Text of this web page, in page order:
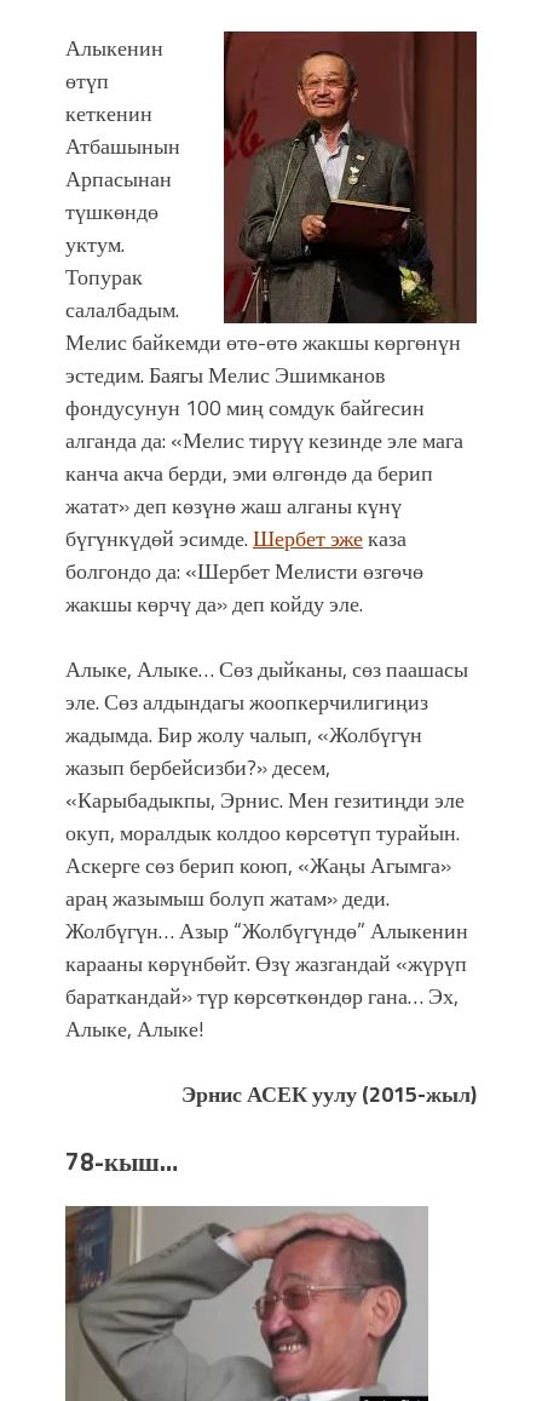
Алыкенин
өтүп
кеткенин
Атбашынын
Арпасынан
түшкөндө
уктум.
Топурак
салалбадым.
Мелис байкемди өтө-өтө жакшы көргөнүн
эстедим. Баягы Мелис Эшимканов
фондусунун 100 миң сомдук байгесин
алганда да: «Мелис тирүү кезинде эле мага
канча акча берди, эми өлгөндө да берип
жатат» деп көзүнө жаш алганы күнү
бүгүнкүдөй эсимде.Шербет эжеказа
болгондо да: «Шербет Мелисти өзгөчө
жакшы көрчү да» деп койду эле.
Алыке, Алыке… Сөз дыйканы, сөз паашасы
эле. Сөз алдындагы жоопкерчилигиңиз
жадымда. Бир жолу чалып, «Жолбүгүн
жазып бербейсизби?» десем,
«Карыбадыкпы, Эрнис. Мен гезитиңди эле
окуп, моралдык колдоо көрсөтүп турайын.
Аскерге сөз берип коюп, «Жаңы Агымга»
араң жазымыш болуп жатам» деди.
Жолбүгүн… Азыр “Жолбүгүндө” Алыкенин
карааны көрүнбөйт. Өзү жазгандай «жүрүп
бараткандай» түр көрсөткөндөр гана… Эх,
Алыке, Алыке!
Эрнис АСЕК уулу (2015-жыл)
78-кыш…